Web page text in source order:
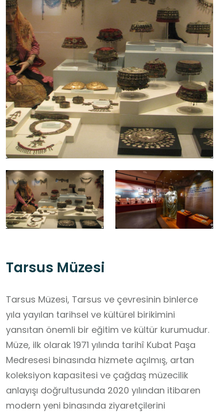
Tarsus Müzesi
Tarsus Müzesi, Tarsus ve çevresinin binlerce
yıla yayılan tarihsel ve kültürel birikimini
yansıtan önemli bir eğitim ve kültür kurumudur.
Müze, ilk olarak 1971 yılında tarihî Kubat Paşa
Medresesi binasında hizmete açılmış, artan
koleksiyon kapasitesi ve çağdaş müzecilik
anlayışı doğrultusunda 2020 yılından itibaren
modern yeni binasında ziyaretçilerini